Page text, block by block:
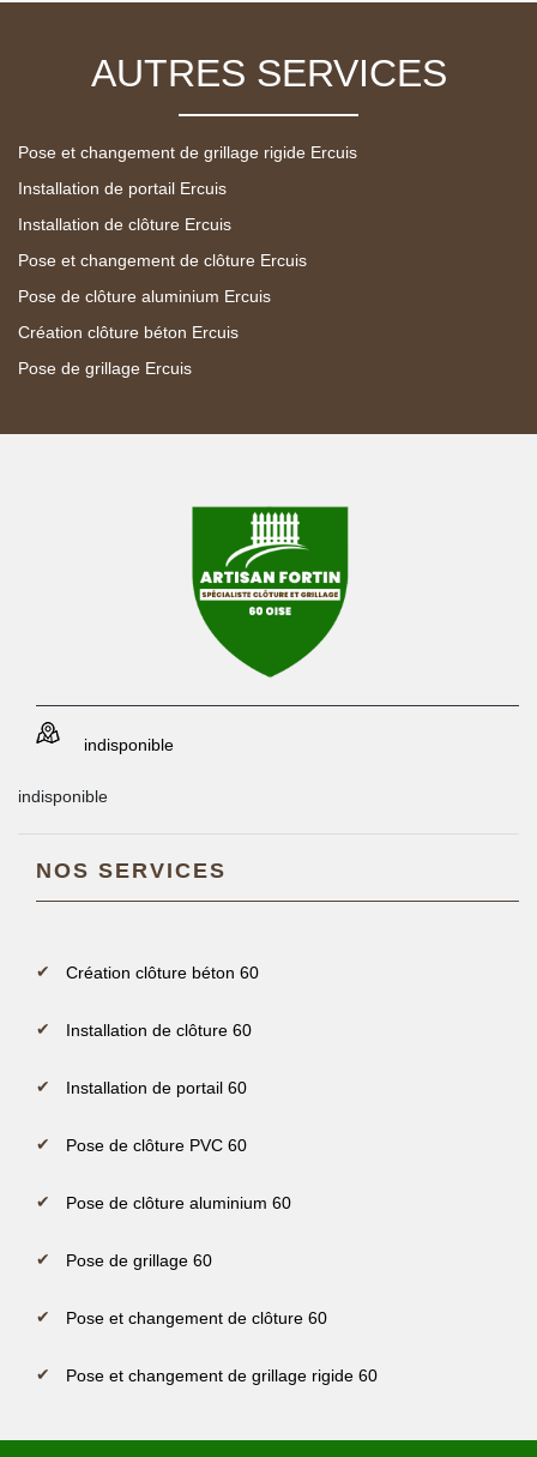
AUTRES SERVICES
Pose et changement de grillage rigide Ercuis
Installation de portail Ercuis
Installation de clôture Ercuis
Pose et changement de clôture Ercuis
Pose de clôture aluminium Ercuis
Création clôture béton Ercuis
Pose de grillage Ercuis
indisponible
indisponible
NOS SERVICES
Création clôture béton 60
Installation de clôture 60
Installation de portail 60
Pose de clôture PVC 60
Pose de clôture aluminium 60
Pose de grillage 60
Pose et changement de clôture 60
Pose et changement de grillage rigide 60